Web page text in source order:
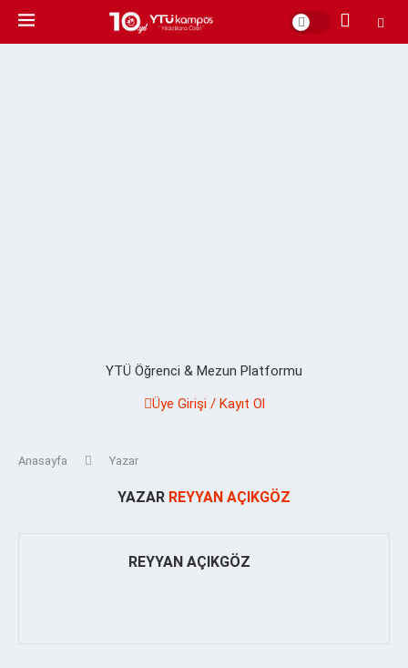
YTÜ Öğrenci & Mezun Platformu
Üye Girişi / Kayıt Ol
Anasayfa Yazar
YAZAR REYYAN AÇIKGÖZ
REYYAN AÇIKGÖZ